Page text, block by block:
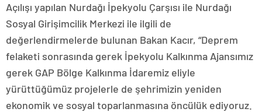
Açılışı yapılan Nurdağı İpekyolu Çarşısı ile Nurdağı
Sosyal Girişimcilik Merkezi ile ilgili de
değerlendirmelerde bulunan Bakan Kacır, “Deprem
felaketi sonrasında gerek İpekyolu Kalkınma Ajansımız
gerek GAP Bölge Kalkınma İdaremiz eliyle
yürüttüğümüz projelerle de şehrimizin yeniden
ekonomik ve sosyal toparlanmasına öncülük ediyoruz.